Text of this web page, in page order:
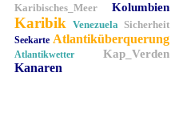
Karibisches_Meer
Kolumbien
Karibik Venezuela Sicherheit
Seekarte Atlantiküberquerung
Atlantikwetter Kap_Verden
Kanaren